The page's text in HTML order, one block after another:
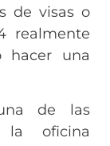
de visas o
realmente
hacer una
de las
la oficina